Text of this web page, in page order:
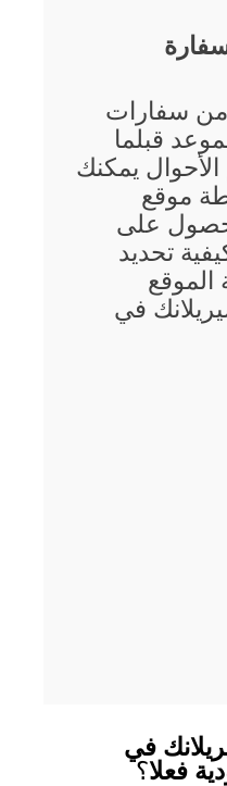
من سفارات
قبلما
يمكنك
موقع
على
تحديد
الموقع
في
في
فعلا؟